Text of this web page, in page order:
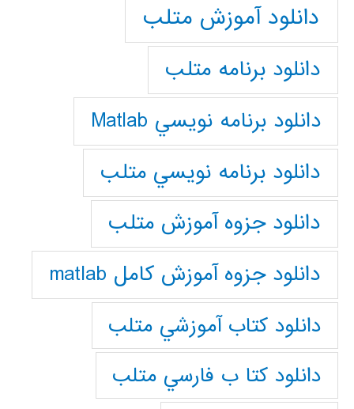
دانلود آموزش متلب
دانلود برنامه متلب
دانلود برنامه نويسي Matlab
دانلود برنامه نويسي متلب
دانلود جزوه آموزش متلب
دانلود جزوه آموزش کامل matlab
دانلود كتاب آموزشي متلب
دانلود كتا ب فارسي متلب